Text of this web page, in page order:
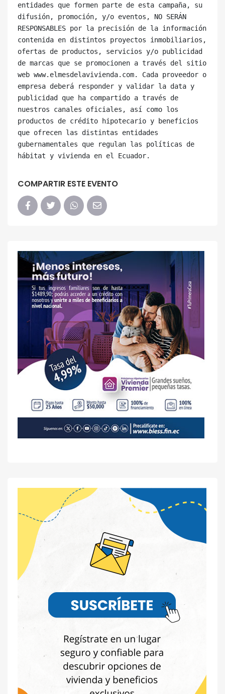
entidades que formen parte de esta campaña, su
difusión, promoción, y/o eventos, NO SERÁN
RESPONSABLES por la precisión de la información
contenida en distintos proyectos inmobiliarios,
ofertas de productos, servicios y/o publicidad
de marcas que se promocionen a través del sitio
web www.elmesdelavivienda.com. Cada proveedor o
empresa deberá responder y validar la data y
publicidad que ha compartido a través de
nuestros canales oficiales, así como los
productos de crédito hipotecario y beneficios
que ofrecen las distintas entidades
gubernamentales que regulan las políticas de
COMPARTIR ESTE EVENTO